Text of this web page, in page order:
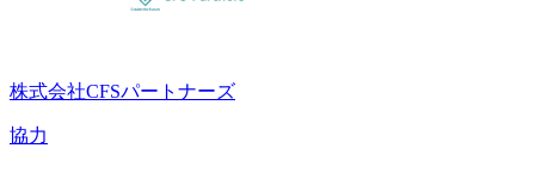
株式会社CFSパートナーズ
協力